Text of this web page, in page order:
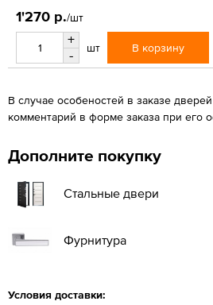
1'270 р./шт
+
-
шт В корзину
В случае особеностей в заказе
комментарий в форме заказа при его
Дополните покупку
Стальные двери
Фурнитура
Условия доставки: